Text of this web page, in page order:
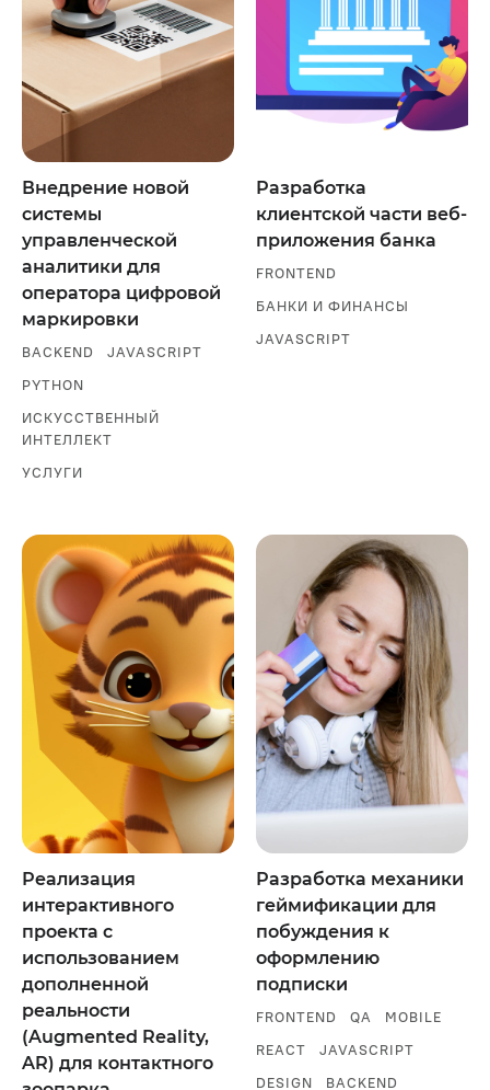
Внедрение новой
системы
управленческой
аналитики для
оператора цифровой
маркировки
BACKEND
JAVASCRIPT
PYTHON
ИСКУССТВЕННЫЙ
ИНТЕЛЛЕКТ
УСЛУГИ
Разработка
клиентской части веб-
приложения банка
FRONTEND
БАНКИ И ФИНАНСЫ
JAVASCRIPT
Реализация
интерактивного
проекта с
использованием
дополненной
реальности
(Augmented Reality,
AR) для контактного
Разработка механики
геймификации для
побуждения к
оформлению
подписки
FRONTEND QA
MOBILE
REACT
JAVASCRIPT
DESIGN
BACKEND